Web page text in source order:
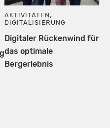
AKTIVITÄTEN ,
DIGITALISIERUNG
Digitaler Rückenwind für
das optimale
Bergerlebnis